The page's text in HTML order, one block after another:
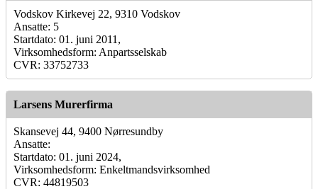
Vodskov Kirkevej 22, 9310 Vodskov
Ansatte: 5
Startdato: 01. juni 2011,
Virksomhedsform: Anpartsselskab
CVR: 33752733
Larsens Murerfirma
Skansevej 44, 9400 Nørresundby
Ansatte:
Startdato: 01. juni 2024,
Virksomhedsform: Enkeltmandsvirksomhed
CVR: 44819503